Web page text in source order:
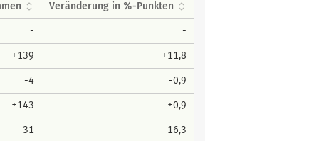
Veränderung in %-Punkten
- -
+139 +11,8
-4 -0,9
+143 +0,9
-31 -16,3